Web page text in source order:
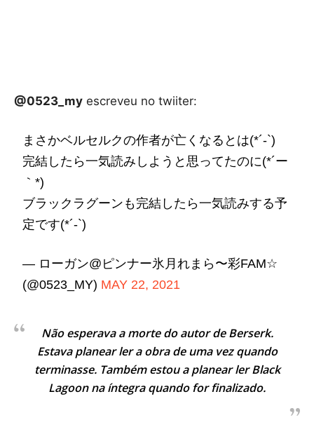
@0523_my escreveu no twiiter:
まさかベルセルクの作者が亡くなるとは(*´-`)
完結したら一気読みしようと思ってたのに(*´ー
｀*)
ブラックラグーンも完結したら一気読みする予
定です(*´-`)
— ローガン@ピンナー氷月れまら〜彩FAM☆
(@0523_MY) MAY 22, 2021
Não esperava a morte do autor de Berserk.
Estava planear ler a obra de uma vez quando
terminasse. Também estou a planear ler Black
Lagoon na íntegra quando for finalizado.